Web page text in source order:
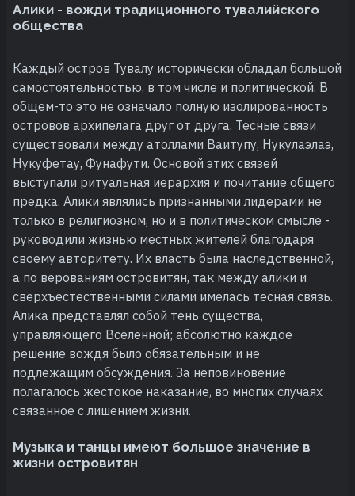
Алики - вожди традиционного тувалийского
общества
Каждый остров Тувалу исторически обладал большой
самостоятельностью, в том числе и политической. В
общем-то это не означало полную изолированность
островов архипелага друг от друга. Тесные связи
существовали между атоллами Ваитупу, Нукулаэлаэ,
Нукуфетау, Фунафути. Основой этих связей
выступали ритуальная иерархия и почитание общего
предка. Алики являлись признанными лидерами не
только в религиозном, но и в политическом смысле -
руководили жизнью местных жителей благодаря
своему авторитету. Их власть была наследственной,
а по верованиям островитян, так между алики и
сверхъестественными силами имелась тесная связь.
Алика представлял собой тень существа,
управляющего Вселенной; абсолютно каждое
решение вождя было обязательным и не
подлежащим обсуждения. За неповиновение
полагалось жестокое наказание, во многих случаях
связанное с лишением жизни.
Музыка и танцы имеют большое значение в
жизни островитян